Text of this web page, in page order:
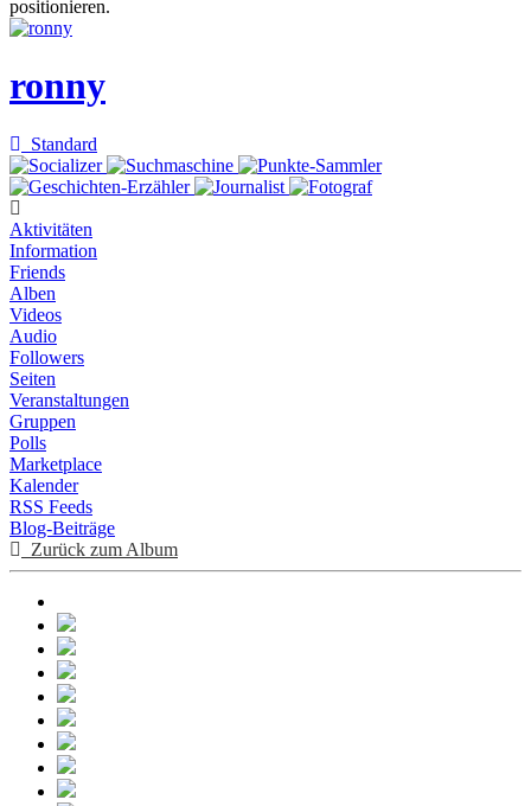
positionieren.
ronny
Standard
Aktivitäten
Information
Friends
Alben
Videos
Audio
Followers
Seiten
Veranstaltungen
Gruppen
Polls
Marketplace
Kalender
RSS Feeds
Blog-Beiträge
Zurück zum Album